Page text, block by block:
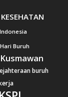
KESEHATAN
Hari Buruh
buruh